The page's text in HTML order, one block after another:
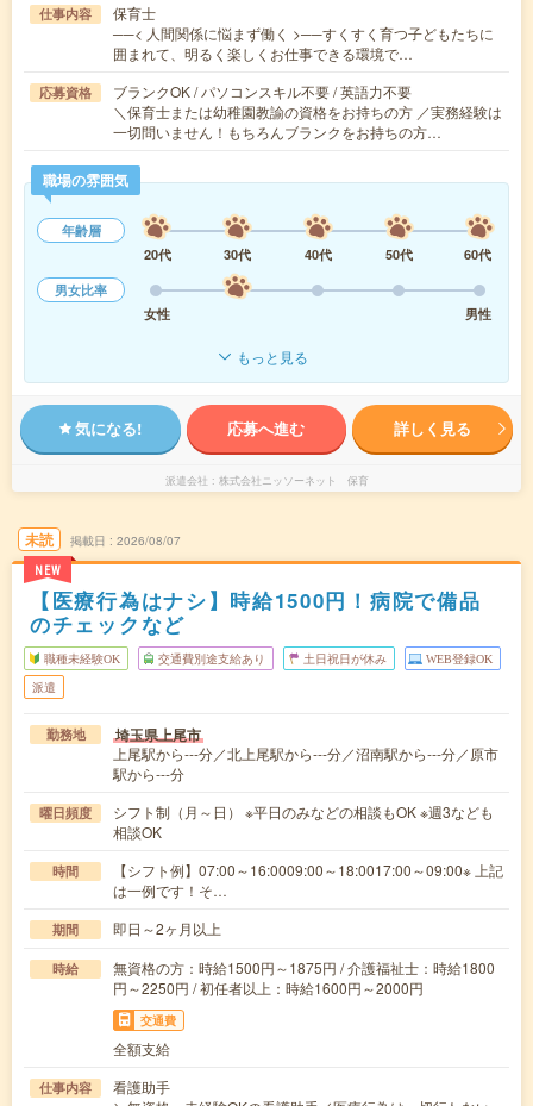
仕事内容
保育士
──< 人間関係に悩まず働く >──すくすく育つ子どもたちに
囲まれて、明るく楽しくお仕事できる環境で…
応募資格
ブランクOK / パソコンスキル不要 / 英語力不要
＼保育士または幼稚園教諭の資格をお持ちの方 ／実務経験は
一切問いません！もちろんブランクをお持ちの方…
職場の雰囲気
年齢層
20代
30代 40代 50代
60代
男女比率
女性
男性
もっと見る
気になる! 応募へ進む 詳しく見る
派遣会社 株式会社ニッソーネット 保育
未読
NEW
掲載日 2026/08/07
【医療行為はナシ】時給1500円！病院で備品
のチェックなど
職種未経験OK 交通費別途支給あり 土日祝日が休み WEB登録OK
派遣
勤務地 埼玉県上尾市
上尾駅から---分／北上尾駅から---分／沼南駅から---分／原市
駅から---分
曜日頻度
シフト制（月～日） ※平日のみなどの相談もOK ※週3なども
相談OK
時間
【シフト例】07:00～16:0009:00～18:0017:00～09:00※ 上記
は一例です！そ…
期間 即日～2ヶ月以上
時給
無資格の方：時給1500円～1875円 / 介護福祉士：時給1800
円～2250円 / 初任者以上：時給1600円～2000円
交通費
全額支給
仕事内容
看護助手